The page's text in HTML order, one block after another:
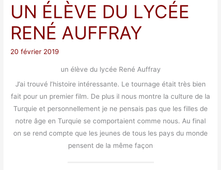
UN ÉLÈVE DU LYCÉE
RENÉ AUFFRAY
20 février 2019
un élève du lycée René Auffray
J’ai trouvé l’histoire intéressante. Le tournage était très bien
fait pour un premier film. De plus il nous montre la culture de la
Turquie et personnellement je ne pensais pas que les filles de
notre âge en Turquie se comportaient comme nous. Au final
on se rend compte que les jeunes de tous les pays du monde
pensent de la même façon